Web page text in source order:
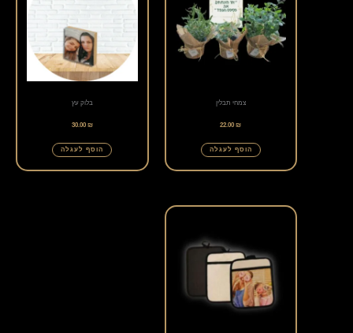
צמחי תבלין
22.00₪
הוסף לעגלה
בלוק עץ
30.00 ₪
הוסף לעגלה